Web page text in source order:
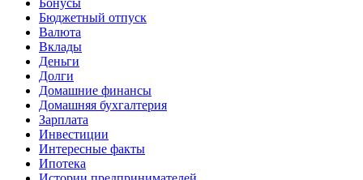
Бюджетный отпуск
Валюта
Вклады
Деньги
Долги
Домашние финансы
Домашняя бухгалтерия
Зарплата
Инвестиции
Интересные факты
Ипотека